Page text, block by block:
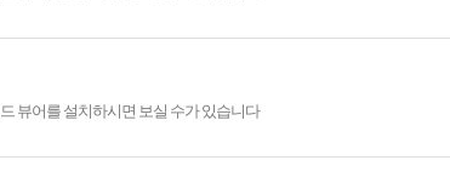
뷰어를 설치하시면 보실 수가 있습니다